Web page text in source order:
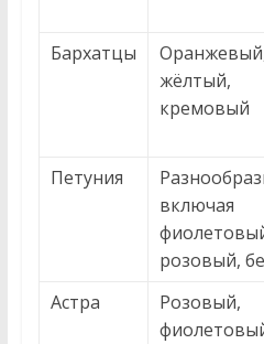
Бархатцы
жёлтый,
кремовый
Петуния
включая
розовый,
Астра
Розовый,